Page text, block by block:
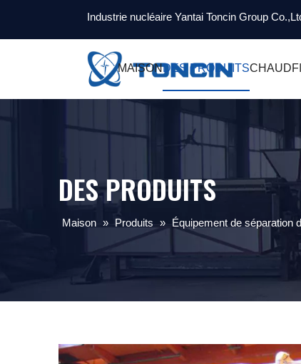
Industrie nucléaire Yantai Toncin Group
MAISONDES PRODUITSCHAUD
DES PRODUITS
Maison » Produits » Équipement de séparation